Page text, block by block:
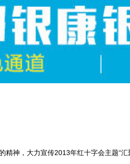
，大力宣传2013年红十字会主题“